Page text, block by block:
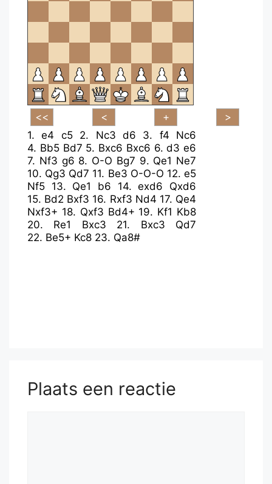
1.e4 c5 2. Nc3 d6 3. f4
Nc6
4. Bb5 Bd7 5. Bxc6 Bxc6 6.d3 e6
7. Nf3 g6 8. O-O Bg7 9. Qe1 Ne7
10. Qg3 Qd7 11. Be3 O-O-O 12.e5
Nf5 13. Qe1 b6 14.exd6
Qxd6
15. Bd2 Bxf3 16. Rxf3 Nd4 17. Qe4
Nxf3+ 18. Qxf3 Bd4+ 19. Kf1 Kb8
20. Re1 Bxc3 21. Bxc3
Qd7
22. Be5+ Kc8 23. Qa8#
Plaats een reactie